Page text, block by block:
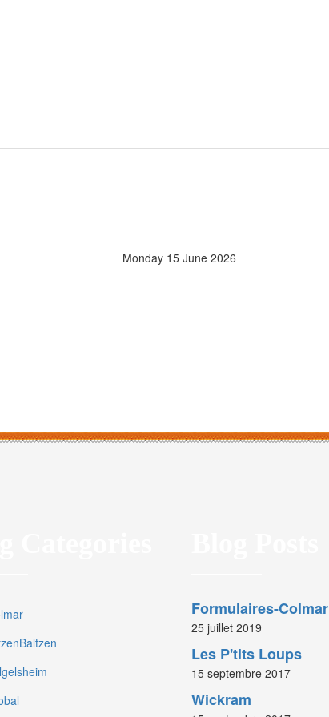
Monday 15 June 2026
Formulaires-Colmar
25 juillet 2019
Les P'tits Loups
15 septembre 2017
Wickram